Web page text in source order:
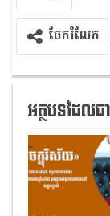
ចែករំលែក
អត្ថបទដែល